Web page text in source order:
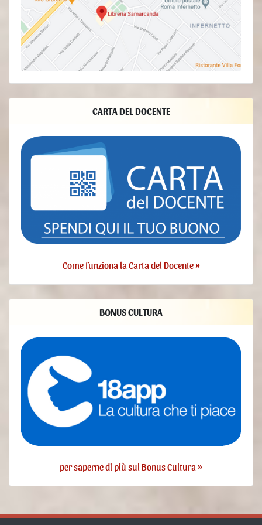
I Dati dell’Utente sono raccolti per consentire al Titolare di fornire il
Servizio, adempiere agli obblighi di legge, rispondere a richieste o
azioni esecutive, tutelare i propri diritti ed interessi (o quelli di Utenti o
di terze parti), individuare eventuali attività dolose o fraudolente,
nonché per le seguenti finalità: Contattare l'Utente, Statistica, Gestione
dei tag, Accesso agli account su servizi terzi, Visualizzazione di
- Diritti dell’Utente
Gli Utenti possono esercitare determinati diritti con riferimento ai Dati
trattati dal Titolare.
In particolare, l’Utente ha il diritto di:
revocare il consenso in ogni momento. L’Utente può revocare il
consenso al trattamento dei propri Dati Personali precedentemente
opporsi al trattamento dei propri Dati. L’Utente può opporsi al
trattamento dei propri Dati quando esso avviene su una base giuridica
diversa dal consenso. Ulteriori dettagli sul diritto di opposizione sono
indicati nella sezione sottostante.
accedere ai propri Dati. L’Utente ha diritto ad ottenere informazioni sui
ricevere una copia dei Dati trattati.
correzione.
ottenere la limitazione del trattamento. Quando ricorrono determinate
se non la loro conservazione.
ottenere la cancellazione o rimozione dei propri Dati Personali. Quando
ricorrono determinate condizioni, l’Utente può richiedere la
cancellazione dei propri Dati da parte del Titolare.
ricevere i propri Dati o farli trasferire ad altro titolare. L’Utente ha diritto
di ricevere i propri Dati in formato strutturato, di uso comune e leggibile
da dispositivo automatico e, ove tecnicamente fattibile, di ottenerne il
trasferimento senza ostacoli ad un altro titolare. Questa disposizione è
trattamento è basato sul consenso dell’Utente, su un contratto di cui
proporre reclamo. L’Utente può proporre un reclamo all’autorità di
giudiziale.
CARTA DEL DOCENTE
Come funziona la Carta del Docente »
BONUS CULTURA
per saperne di più sul Bonus Cultura »